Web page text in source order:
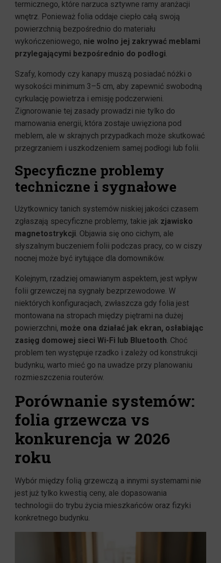
termicznego, które narzuca sztywne ramy aranżacji
wnętrz. Ponieważ folia oddaje ciepło całą swoją
powierzchnią bezpośrednio do materiału
wykończeniowego, nie wolno jej zakrywać meblami
przylegającymi bezpośrednio do podłogi
Szafy, komody czy kanapy muszą posiadać nóżki o
wysokości minimum 3–5 cm, aby zapewnić swobodną
cyrkulację powietrza i emisję podczerwieni.
Zignorowanie tej zasady prowadzi nie tylko do
marnowania energii, która zostaje uwięziona pod
meblem, ale w skrajnych przypadkach może skutkować
przegrzaniem i uszkodzeniem samej podłogi lub folii.
Specyficzne problemy
techniczne i sygnałowe
Użytkownicy tanich systemów niskiej jakości czasem
zgłaszają specyficzne problemy, takie jak zjawisko
magnetostrykcji . Objawia się ono cichym, ale
słyszalnym buczeniem folii podczas pracy, co w ciszy
nocnej może być irytujące dla domowników.
Kolejnym, rzadziej omawianym aspektem, jest wpływ
folii grzewczej na sygnały bezprzewodowe. W
niektórych konfiguracjach, zwłaszcza gdy folia jest
montowana na stropach między piętrami na dużej
powierzchni, może ona działać jak ekran, osłabiając
zasięg domowej sieci Wi-Fi lub Bluetooth . Choć
problem ten występuje rzadko i zależy od konstrukcji
budynku, warto mieć go na uwadze przy planowaniu
rozmieszczenia routerów.
Porównanie systemów:
folia grzewcza vs
konkurencja w 2026
roku
Wybór między folią grzewczą a innymi systemami nie
jest już tylko kwestią ceny, ale dopasowania
technologii do trybu życia mieszkańców oraz fizyki
konkretnego budynku.